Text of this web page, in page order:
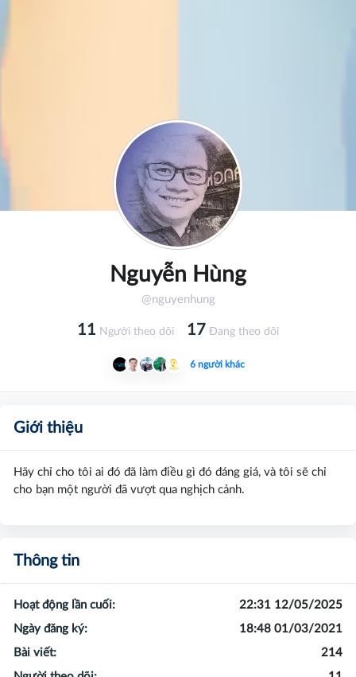
Nguyễn Hùng
@nguyenhung
11 Người theo dõi 17 Đang theo dõi
6 người khác
Giới thiệu
Hãy chỉ cho tôi ai đó đã làm điều gì đó đáng giá, và tôi sẽ chỉ
cho bạn một người đã vượt qua nghịch cảnh.
Thông tin
Hoạt động lần cuối:
22:31 12/05/2025
Ngày đăng ký:
18:48 01/03/2021
Bài viết:
214